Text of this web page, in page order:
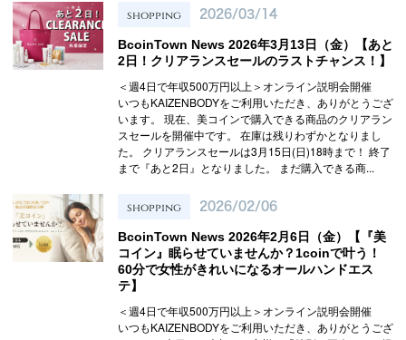
shopping 2026/03/14
BcoinTown News 2026年3月13日（金）【あと
2日！クリアランスセールのラストチャンス！】
＜週4日で年収500万円以上＞オンライン説明会開催
いつもKAIZENBODYをご利用いただき、ありがとうござ
います。 現在、美コインで購入できる商品のクリアラン
スセールを開催中です。 在庫は残りわずかとなりまし
た。 クリアランスセールは3月15日(日)18時まで！ 終了
まで『あと2日』となりました。 まだ購入できる商...
shopping 2026/02/06
BcoinTown News 2026年2月6日（金）【『美
コイン』眠らせていませんか？1coinで叶う！
60分で女性がきれいになるオールハンドエス
テ】
＜週4日で年収500万円以上＞オンライン説明会開催
いつもKAIZENBODYをご利用いただき、ありがとうござ